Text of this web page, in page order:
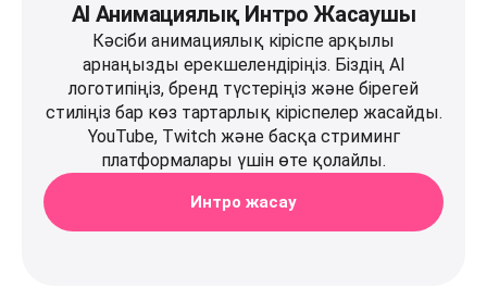
AI Анимациялық Интро Жасаушы
Кәсіби анимациялық кіріспе арқылы
арнаңызды ерекшелендіріңіз. Біздің AI
логотипіңіз, бренд түстеріңіз және бірегей
стиліңіз бар көз тартарлық кіріспелер жасайды.
YouTube, Twitch және басқа стриминг
платформалары үшін өте қолайлы.
Интро жасау